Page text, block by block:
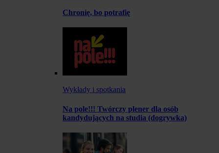
Chronię, bo potrafię
Wykłady i spotkania
Na pole!!! Twórczy plener dla osób
kandydujących na studia (dogrywka)